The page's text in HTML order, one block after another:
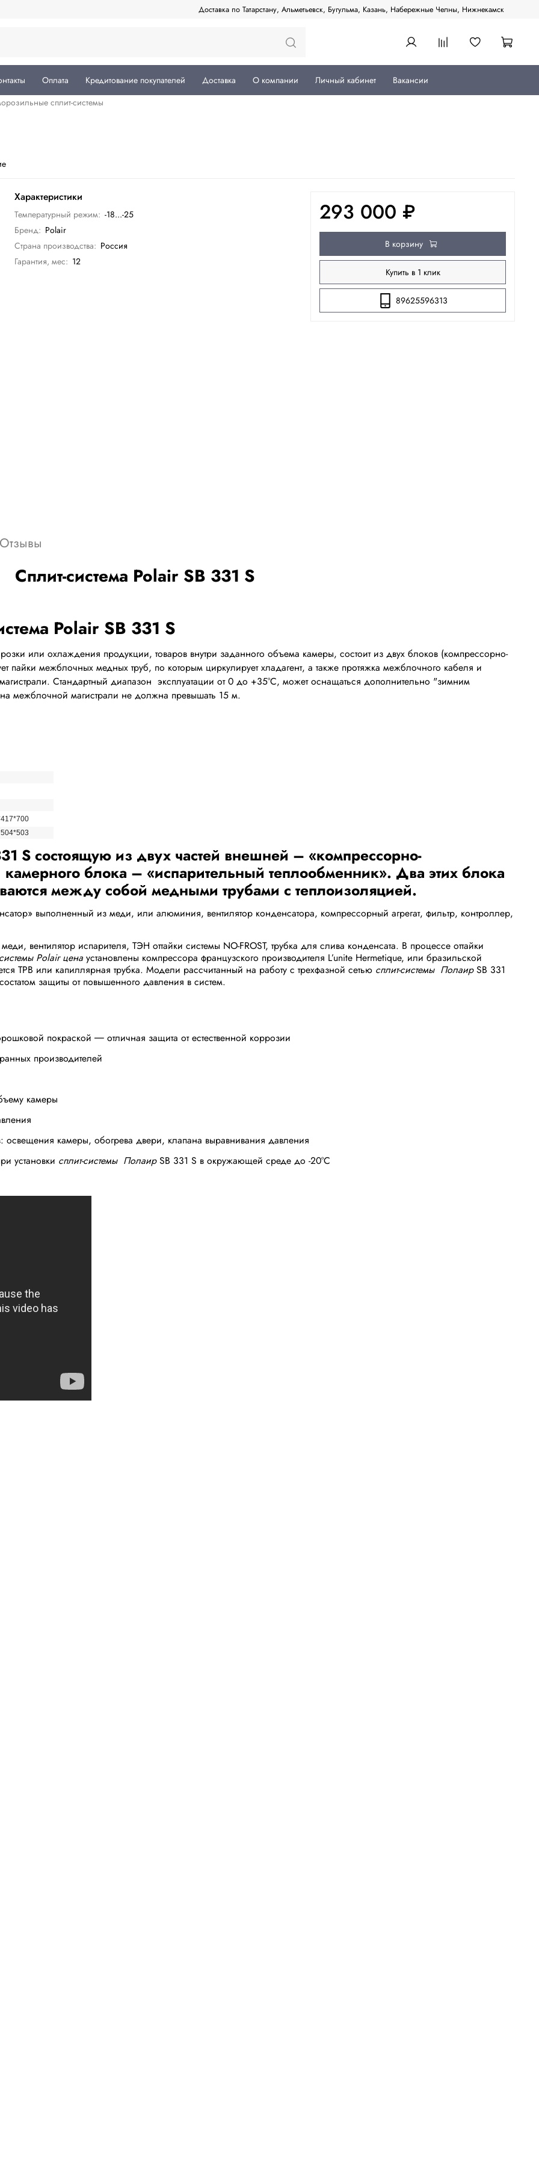
Доставка по Татарстану, Альметьевск, Бугульма, Казань, Набережные Челны, Нижнекамск
Оплата Кредитование покупателей Доставка О компании Личный кабинет
Вакансии
сплит-системы
Характеристики
Температурный режим: -18...-25
Бренд: Polair
Страна производства: Россия
Гарантия, мес: 12
293 000 ₽
В корзину
Купить в 1 клик
89625596313
Отзывы
Сплит-система Polair SB 331 S
или охлаждения продукции, товаров внутри заданного объема камеры, состоит из двух блоков (компрессорно-
пайки межблочных медных труб, по которым циркулирует хладагент, а также протяжка межблочного кабеля и
Стандартный диапазон эксплуатации от 0 до +35°С, может оснащаться дополнительно "зимним
межблочной магистрали не должна превышать 15 м.
S состоящую из двух частей внешней – «компрессорно-
блока – «испарительный теплообменник». Два этих блока
между собой медными трубами с теплоизоляцией.
выполненный из меди, или алюминия, вентилятор конденсатора, компрессорный агрегат, фильтр, контроллер,
вентилятор испарителя, ТЭН оттайки системы NO-FROST, трубка для слива конденсата. В процессе оттайки
Polair цена установлены компрессора французского производителя L’unite Hermetique, или бразильской
ТРВ или капиллярная трубка. Модели рассчитанный на работу с трехфазной сетью сплит-системы ПолаирSB 331
защиты от повышенного давления в систем.
покраской ― отличная защита от естественной коррозии
производителей
камеры
камеры, обогрева двери, клапана выравнивания давления
сплит-системы ПолаирSB 331 S в окружающей среде до -20°С